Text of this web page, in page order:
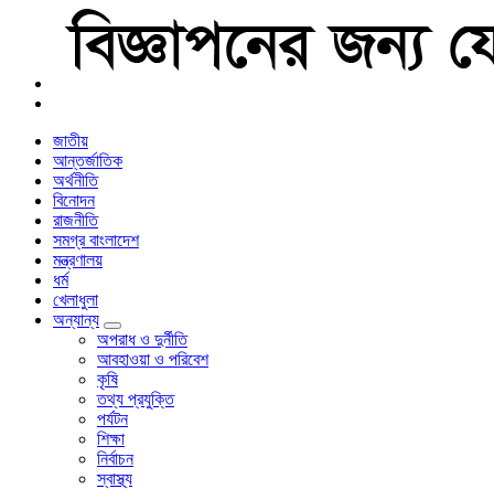
বাংলা নিউজ পেপার
জাতীয়
আন্তর্জাতিক
অর্থনীতি
বিনোদন
রাজনীতি
সমগ্র বাংলাদেশ
মন্ত্রণালয়
ধর্ম
খেলাধুলা
অন্যান্য
অপরাধ ও দুর্নীতি
আবহাওয়া ও পরিবেশ
কৃষি
তথ্য প্রযুক্তি
পর্যটন
শিক্ষা
নির্বাচন
স্বাস্থ্য